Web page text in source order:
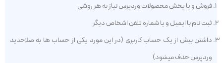
فروش و یا پخش محصولات وردپرس نیاز به هر روشی
ثبت نام با ایمیل و یا شماره تلفن اشخاص دیگر
داشتن بیش از یک حساب کاربری (در این مورد یکی از حساب ها به صلاحدید
وردپرس حذف میشود)